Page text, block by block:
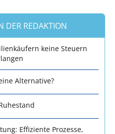
DER REDAKTION
keine Steuern
Alternative?
Effiziente Prozesse,